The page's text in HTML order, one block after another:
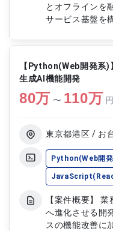
とオフラインを
サービス基盤を
ーナーと連携し
ていただく案
ス化に向けた開
成長を支援していただきま
規Webプラット
TypeScript、
討 ・MVP開発に
対応
【Python(Web開発系
生成AI機能開発
80万 〜 110万
東京都港区 / お
Python(Web開
【案件概要】
へ進化させる開
スの機能改善に